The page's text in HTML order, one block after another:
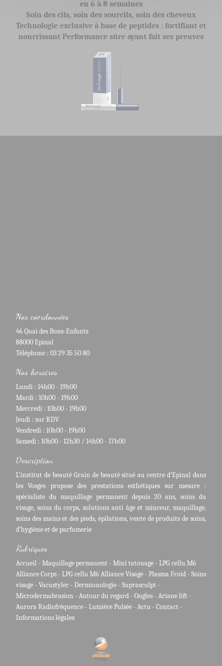
en 6 à 8 semaines
Soin des cils, soin des sourcils, soin des cheveux
Technologie exclusive à base de peptides : fortifiant et
nourrissant Performance sûre ayant fait ses preuves
Nos coordonnées
46 Quai des Bons-Enfants
88000 Epinal
Téléphone : 03 29 35 50 80
Nos horaires
Lundi : 14h00 - 19h00
Mardi : 10h00 - 19h00
Mercredi : 10h00 - 19h00
Jeudi : sur RDV
Vendredi : 10h00 - 19h00
Samedi : 10h00 - 12h30 / 14h00 - 17h00
Description
L’institut de beauté Grain de beauté situé au centre d’Epinal dans
les Vosges propose des prestations esthétiques sur mesure :
spécialiste du maquillage permanent depuis 20 ans, soins du
visage, soins du corps, solutions anti âge et minceur, maquillage,
soins des mains et des pieds, épilations, vente de produits de soins,
d’hygiène et de parfumerie
Rubriques
Accueil - Maquillage permanent - Mini tatouage - LPG cellu M6
Alliance Corps - LPG cellu M6 Alliance Visage - Plasma Froid - Soins
visage - Vacustyler - Dermionologie - Suprasculpt -
Microdermabrasion - Autour du regard - Ongles - Ariane lift -
Aurora Radiofréquence - Lumière Pulsée - Actu - Contact -
Informations légales